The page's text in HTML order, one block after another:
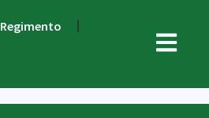
Regimento